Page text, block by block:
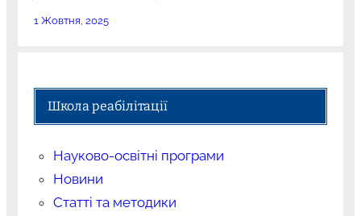
1 Жовтня, 2025
Школа реабілітації
Науково-освітні програми
Новини
Статті та методики